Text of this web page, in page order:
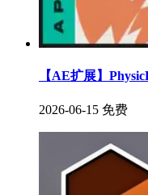
【AE扩展】
2026-06-15 免费